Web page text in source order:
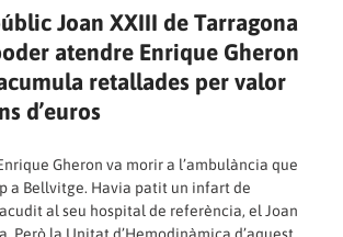
Joan XXIII de Tarragona
atendre Enrique Gheron
retallades per valor
d’euros
Gheron va morir a l’ambulància que
a Bellvitge. Havia patit un infart de
al seu hospital de referència, el Joan